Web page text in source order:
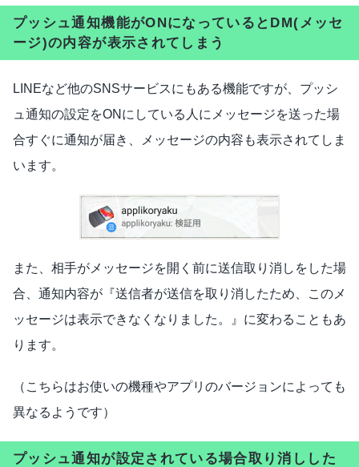
プッシュ通知機能がONになっているとDM(メッセ
ージ)の内容が表示されてしまう
LINEなど他のSNSサービスにもある機能ですが、プッシ
ュ通知の設定をONにしている人にメッセージを送った場
合すぐに通知が届き、メッセージの内容も表示されてしま
います。
また、相手がメッセージを開く前に送信取り消しをした場
合、通知内容が『送信者が送信を取り消したため、このメ
ッセージは表示できなくなりました。』に変わることもあ
ります。
（こちらはお使いの機種やアプリのバージョンによっても
異なるようです）
プッシュ通知が設定されている場合取り消しした